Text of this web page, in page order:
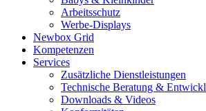
Arbeitsschutz
Werbe-Displays
Newbox Grid
Kompetenzen
Services
Zusätzliche Dienstleistungen
Technische Beratung &
Downloads & Videos